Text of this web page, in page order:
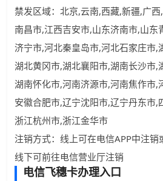
禁发区域：北京,云南,西藏,新疆,广
南昌市,江西吉安市,山东济南市,山东
济宁市,河北秦皇岛市,河北石家庄市,
湖北黄冈市,湖北襄阳市,湖南长沙市,
湖南怀化市,河南济源市,河南焦作市,
安徽合肥市,辽宁沈阳市,辽宁丹东市,
浙江杭州市,浙江金华市
注销方式：线上可在电信APP中注销
线下可前往电信营业厅注销
电信飞穗卡办理入口